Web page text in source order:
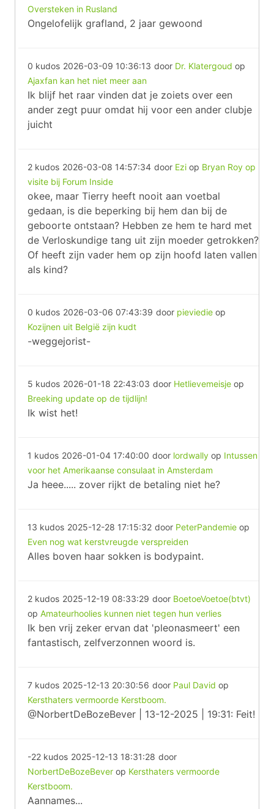
Oversteken in Rusland
Ongelofelijk grafland, 2 jaar gewoond
0 kudos 2026-03-09 10:36:13 door Dr. Klatergoud op
Ajaxfan kan het niet meer aan
Ik blijf het raar vinden dat je zoiets over een
ander zegt puur omdat hij voor een ander clubje
juicht
2 kudos 2026-03-08 14:57:34 door Ezi op Bryan Roy op
visite bij Forum Inside
okee, maar Tierry heeft nooit aan voetbal
gedaan, is die beperking bij hem dan bij de
geboorte ontstaan? Hebben ze hem te hard met
de Verloskundige tang uit zijn moeder getrokken?
Of heeft zijn vader hem op zijn hoofd laten vallen
als kind?
0 kudos 2026-03-06 07:43:39 door pieviedie op
Kozijnen uit België zijn kudt
-weggejorist-
5 kudos 2026-01-18 22:43:03 door Hetlievemeisje op
Breeking update op de tijdlijn!
Ik wist het!
1 kudos 2026-01-04 17:40:00 door lordwally op Intussen
voor het Amerikaanse consulaat in Amsterdam
Ja heee..... zover rijkt de betaling niet he?
13 kudos 2025-12-28 17:15:32 door PeterPandemie op
Even nog wat kerstvreugde verspreiden
Alles boven haar sokken is bodypaint.
2 kudos 2025-12-19 08:33:29 door BoetoeVoetoe(btvt)
op Amateurhoolies kunnen niet tegen hun verlies
Ik ben vrij zeker ervan dat 'pleonasmeert' een
fantastisch, zelfverzonnen woord is.
7 kudos 2025-12-13 20:30:56 door Paul David op
Kersthaters vermoorde Kerstboom.
@NorbertDeBozeBever | 13-12-2025 | 19:31: Feit!
-22 kudos 2025-12-13 18:31:28 door
NorbertDeBozeBever op Kersthaters vermoorde
Kerstboom.
Aannames...